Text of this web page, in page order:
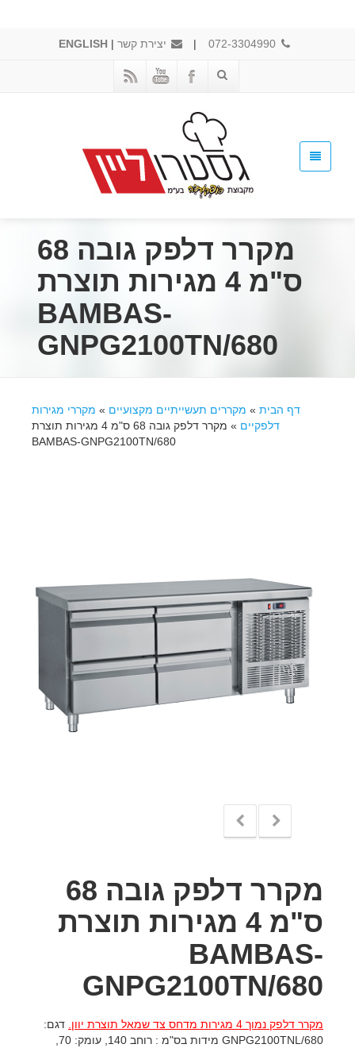
072-3304990
| יצירת קשר |
ENGLISH
מקרר דלפק גובה 68
ס"מ 4 מגירות תוצרת
BAMBAS-
GNPG2100TN/680
דף הבית » מקררים תעשייתיים מקצועיים » מקררי מגירות
דלפקיים »
מקרר דלפק גובה 68 ס"מ 4 מגירות תוצרת
BAMBAS-GNPG2100TN/680
מקרר דלפק גובה 68
ס"מ 4 מגירות תוצרת
BAMBAS-
GNPG2100TN/680
מקרר דלפק נמוך 4 מגירות מדחס צד שמאל תוצרת יוון.
דגם: